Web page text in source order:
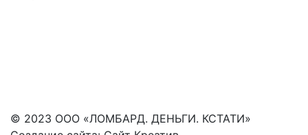
© 2023 ООО «ЛОМБАРД. ДЕНЬГИ. КСТАТИ»